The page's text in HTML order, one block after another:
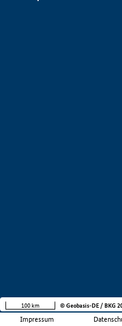
Impressum
100 km © Geobasis-DE / BKG